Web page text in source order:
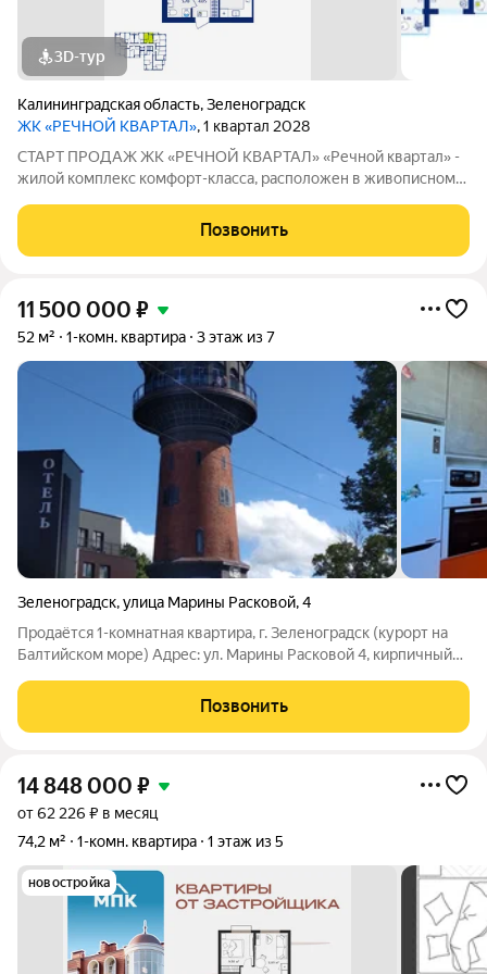
3D-тур
Калининградская область,Зеленоградск
ЖК «РЕЧНОЙ КВАРТАЛ», 1 квартал 2028
СТАРТ ПРОДАЖ ЖК «РЕЧНОЙ КВАРТАЛ» «Речной квартал» -
жилой комплекс комфорт-класса, расположен в живописном
состоит из 12 пятиэтажных домов с благоустроенной
территорией, с продуманными
Позвонить
11 500 000 ₽
52 м² 1-комн. квартира 3 этаж из 7
Зеленоградск,улица Марины Расковой,4
Продаётся 1-комнатная квартира, г. Зеленоградск (курорт на
Балтийском море) Адрес: ул. Марины Расковой 4, кирпичный
Жилая: 19,1 м Кухня: 14 м Холл: 14,5 м Санузел: 4,7 м
Застекленная лоджия:
Позвонить
14 848 000 ₽
от 62 226 ₽ в месяц
74,2 м²
1-комн. квартира 1 этаж из 5
новостройка